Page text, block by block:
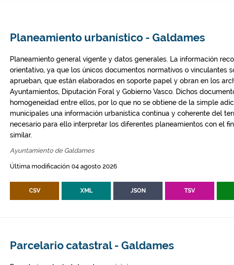
Planeamiento urbanístico - Galdames
Planeamiento general vigente y datos generales. La información
orientativo, ya que los únicos documentos normativos o vinculantes
aprueban, que están elaborados en soporte papel y obran en los
Ayuntamientos, Diputación Foral y Gobierno Vasco. Dichos
homogeneidad entre ellos, por lo que no se obtiene de la simple
municipales una información urbanística continua y coherente del
necesario para ello interpretar los diferentes planeamientos con el
similar.
Ayuntamiento de Galdames
Última modificación 04 agosto 2026
CSV XML JSON TSV
Parcelario catastral - Galdames